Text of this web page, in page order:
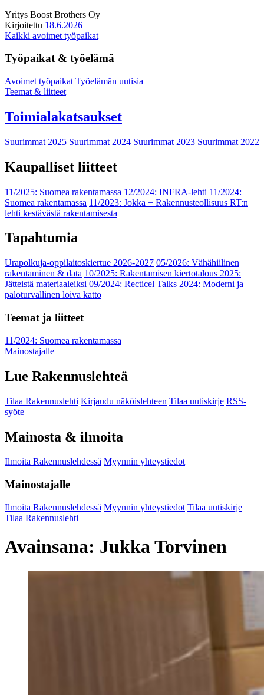
Yritys Boost Brothers Oy
Kirjoitettu 18.6.2026
Kaikki avoimet työpaikat
Työpaikat & työelämä
Avoimet työpaikat Työelämän uutisia
Teemat & liitteet
Toimialakatsaukset
Suurimmat 2025 Suurimmat 2024 Suurimmat 2023 Suurimmat 2022
Kaupalliset liitteet
11/2025: Suomea rakentamassa 12/2024: INFRA-lehti 11/2024:
Suomea rakentamassa 11/2023: Jokka − Rakennusteollisuus RT:n
lehti kestävästä rakentamisesta
Tapahtumia
Urapolkuja-oppilaitoskiertue 2026-2027 05/2026: Vähähiilinen
rakentaminen & data 10/2025: Rakentamisen kiertotalous 2025:
Jätteistä materiaaleiksi 09/2024: Recticel Talks 2024: Moderni ja
paloturvallinen loiva katto
Teemat ja liitteet
11/2024: Suomea rakentamassa
Mainostajalle
Lue Rakennuslehteä
Tilaa Rakennuslehti Kirjaudu näköislehteen Tilaa uutiskirje RSS-
syöte
Mainosta & ilmoita
Ilmoita Rakennuslehdessä Myynnin yhteystiedot
Mainostajalle
Ilmoita Rakennuslehdessä Myynnin yhteystiedot Tilaa uutiskirje
Tilaa Rakennuslehti
Avainsana: Jukka Torvinen